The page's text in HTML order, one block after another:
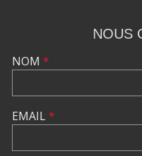
NOUS
NOM *
EMAIL*